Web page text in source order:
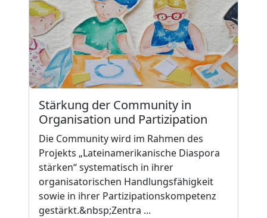
Stärkung der Community in
Organisation und Partizipation
Die Community wird im Rahmen des
Projekts „Lateinamerikanische Diaspora
stärken“ systematisch in ihrer
organisatorischen Handlungsfähigkeit
sowie in ihrer Partizipationskompetenz
gestärkt.&nbsp;Zentra ...